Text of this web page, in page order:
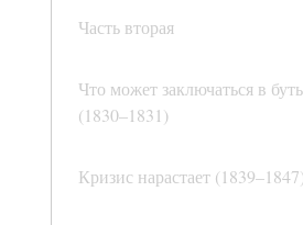
Часть вторая
Что может заключаться в
(1830–1831)
Кризис нарастает